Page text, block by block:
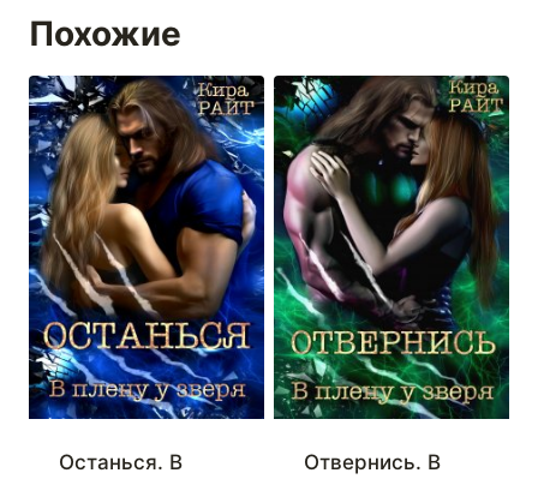
Похожие
Останься. В
Отвернись. В